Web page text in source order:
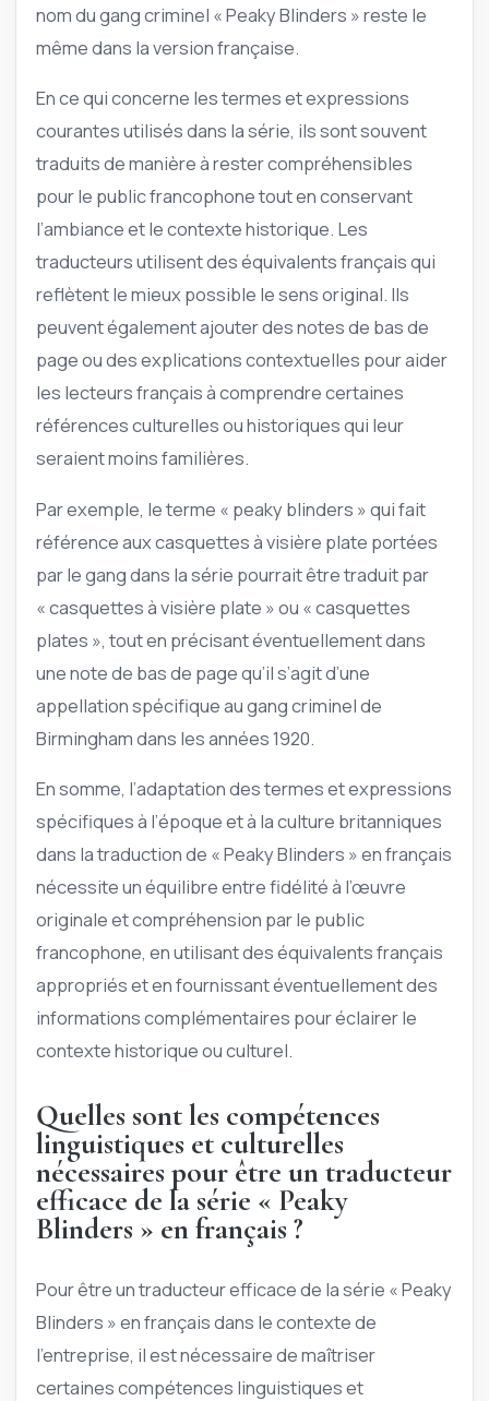
nom du gang criminel « Peaky Blinders » reste le
même dans la version française.
En ce qui concerne les termes et expressions
courantes utilisés dans la série, ils sont souvent
traduits de manière à rester compréhensibles
pour le public francophone tout en conservant
l’ambiance et le contexte historique. Les
traducteurs utilisent des équivalents français qui
reflètent le mieux possible le sens original. Ils
peuvent également ajouter des notes de bas de
page ou des explications contextuelles pour aider
les lecteurs français à comprendre certaines
références culturelles ou historiques qui leur
seraient moins familières.
Par exemple, le terme « peaky blinders » qui fait
référence aux casquettes à visière plate portées
par le gang dans la série pourrait être traduit par
« casquettes à visière plate » ou « casquettes
plates », tout en précisant éventuellement dans
une note de bas de page qu’il s’agit d’une
appellation spécifique au gang criminel de
Birmingham dans les années 1920.
En somme, l’adaptation des termes et expressions
spécifiques à l’époque et à la culture britanniques
dans la traduction de « Peaky Blinders » en français
nécessite un équilibre entre fidélité à l’œuvre
originale et compréhension par le public
francophone, en utilisant des équivalents français
appropriés et en fournissant éventuellement des
informations complémentaires pour éclairer le
contexte historique ou culturel.
Quelles sont les compétences
linguistiques et culturelles
nécessaires pour être un traducteur
efficace de la série « Peaky
Blinders » en français ?
Pour être un traducteur efficace de la série « Peaky
Blinders » en français dans le contexte de
l’entreprise, il est nécessaire de maîtriser
certaines compétences linguistiques et